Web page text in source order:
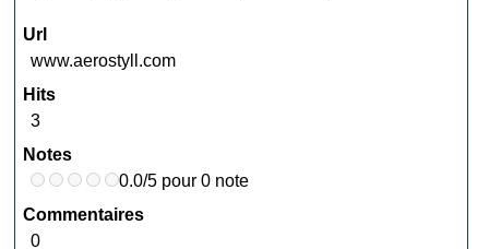
Url
www.aerostyll.com
Hits
3
Notes
0.0/5 pour 0 note
Commentaires
0